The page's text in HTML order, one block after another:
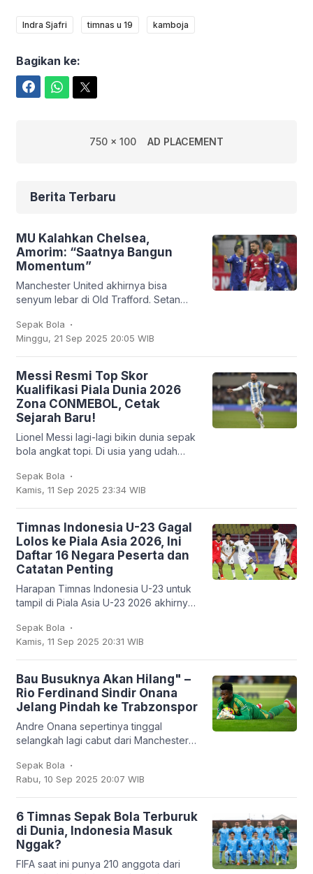
Indra Sjafri timnas u 19 kamboja
Bagikan ke:
750 x 100 AD PLACEMENT
Berita Terbaru
MU Kalahkan Chelsea,
Amorim: “Saatnya Bangun
Momentum”
Manchester United akhirnya bisa
senyum lebar di Old Trafford. Setan
2-1 dalam lanjutan Liga Inggris, Sabtu
(20/9/2025). Bruno
Sepak Bola .
Minggu, 21 Sep 2025 20:05 WIB
Messi Resmi Top Skor
Kualifikasi Piala Dunia 2026
Zona CONMEBOL, Cetak
Sejarah Baru!
Lionel Messi lagi-lagi bikin dunia sepak
bola angkat topi. Di usia yang udah
mencatatkan sejarah baru: untuk
pertama
Sepak Bola .
Kamis, 11 Sep 2025 23:34 WIB
Timnas Indonesia U-23 Gagal
Lolos ke Piala Asia 2026, Ini
Daftar 16 Negara Peserta dan
Catatan Penting
Harapan Timnas Indonesia U-23 untuk
tampil di Piala Asia U-23 2026 akhirnya
mampu finis sebagai runner-up Grup J
dengan empat
Sepak Bola .
Kamis, 11 Sep 2025 20:31 WIB
Bau Busuknya Akan Hilang" –
Rio Ferdinand Sindir Onana
Jelang Pindah ke Trabzonspor
Andre Onana sepertinya tinggal
selangkah lagi cabut dari Manchester
dipinjamkan ke klub Turki,
Trabzonspor. Dan
Sepak Bola .
Rabu, 10 Sep 2025 20:07 WIB
6 Timnas Sepak Bola Terburuk
di Dunia, Indonesia Masuk
Nggak?
FIFA saat ini punya 210 anggota dari